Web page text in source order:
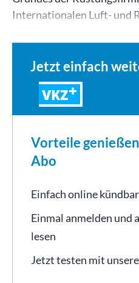
Internationalen Luft- und
Jetzt einfach
VKZ
Vorteile
Abo
Einfach online kündbar
Einmal anmelden und
lesen
Jetzt testen mit